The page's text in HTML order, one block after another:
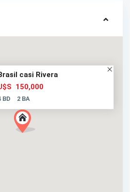
casi Rivera
150,000
BD 2 BA